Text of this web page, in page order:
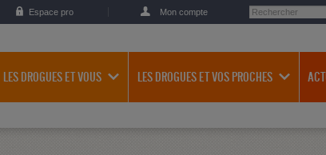
Espace pro Mon compte
LES DROGUES ET VOUS LES DROGUES ET VOS PROCHES